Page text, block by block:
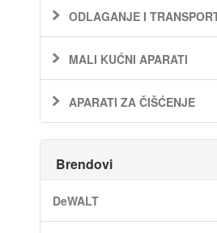
ODLAGANJE I
MALI KUĆNI APARATI
APARATI ZA ČIŠĆENJE
Brendovi
DeWALT